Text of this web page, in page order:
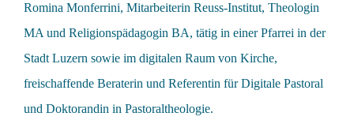
Romina Monferrini, Mitarbeiterin Reuss-Institut, Theologin
MA und Religionspädagogin BA, tätig in einer Pfarrei in der
Stadt Luzern sowie im digitalen Raum von Kirche,
freischaffende Beraterin und Referentin für Digitale Pastoral
und Doktorandin in Pastoraltheologie.